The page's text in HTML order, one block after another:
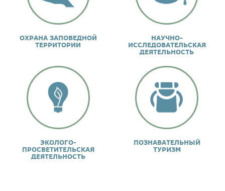
ОХРАНА ЗАПОВЕДНОЙ
ТЕРРИТОРИИ
НАУЧНО-
ИССЛЕДОВАТЕЛЬСКАЯ
ДЕЯТЕЛЬНОСТЬ
ЭКОЛОГО-
ПРОСВЕТИТЕЛЬСКАЯ
ДЕЯТЕЛЬНОСТЬ
ПОЗНАВАТЕЛЬНЫЙ
ТУРИЗМ